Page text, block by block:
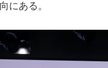
にある。